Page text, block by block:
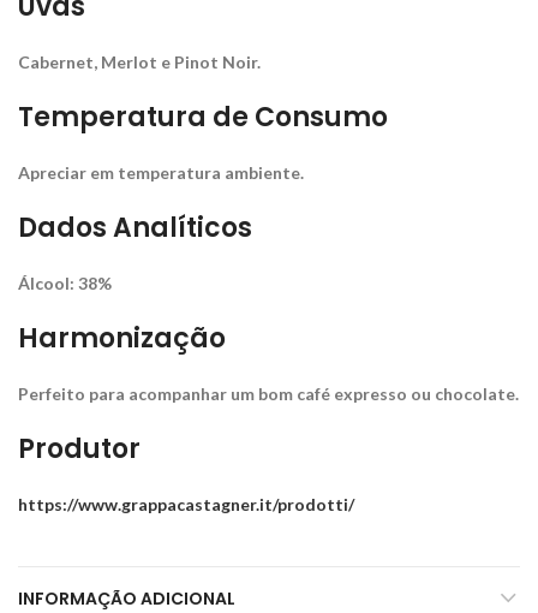
Cabernet, Merlot e Pinot Noir.
Temperatura de Consumo
Apreciar em temperatura ambiente.
Dados Analíticos
Álcool: 38%
Harmonização
Perfeito para acompanhar um bom café expresso ou chocolate.
Produtor
https://www.grappacastagner.it/prodotti/
INFORMAÇÃO ADICIONAL